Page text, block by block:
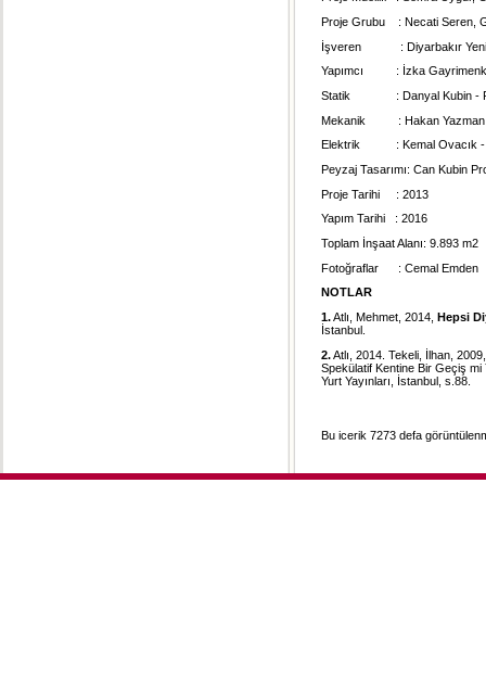
Proje Grubu : Necati Seren,
İşveren : Diyarbakır
Yapımcı : İzka
Statik : Danyal Kubin -
Mekanik : Hakan Yazman -
Elektrik : Kemal Ovacık -
Peyzaj Tasarımı: Can Kubin
Proje Tarihi : 2013
Yapım Tarihi : 2016
Toplam İnşaat Alanı: 9.893 m2
Fotoğraflar : Cemal Emden
NOTLAR
1.Atlı, Mehmet, 2014, Hepsi
İstanbul.
2.Atlı, 2014. Tekeli, İlhan,
Spekülatif Kentine Bir Geçiş mi
Yurt Yayınları, İstanbul, s.88.
Bu icerik 7273 defa